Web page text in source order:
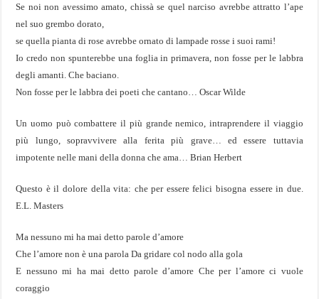
Se noi non avessimo amato, chissà se quel narciso avrebbe attratto l’ape
nel suo grembo dorato,
se quella pianta di rose avrebbe ornato di lampade rosse i suoi rami!
Io credo non spunterebbe una foglia in primavera, non fosse per le labbra
degli amanti. Che baciano.
Non fosse per le labbra dei poeti che cantano… Oscar Wilde
Un uomo può combattere il più grande nemico, intraprendere il viaggio
più lungo, sopravvivere alla ferita più grave… ed essere tuttavia
impotente nelle mani della donna che ama… Brian Herbert
Questo è il dolore della vita: che per essere felici bisogna essere in due.
E.L. Masters
Ma nessuno mi ha mai detto parole d’amore
Che l’amore non è una parola Da gridare col nodo alla gola
E nessuno mi ha mai detto parole d’amore Che per l’amore ci vuole
coraggio